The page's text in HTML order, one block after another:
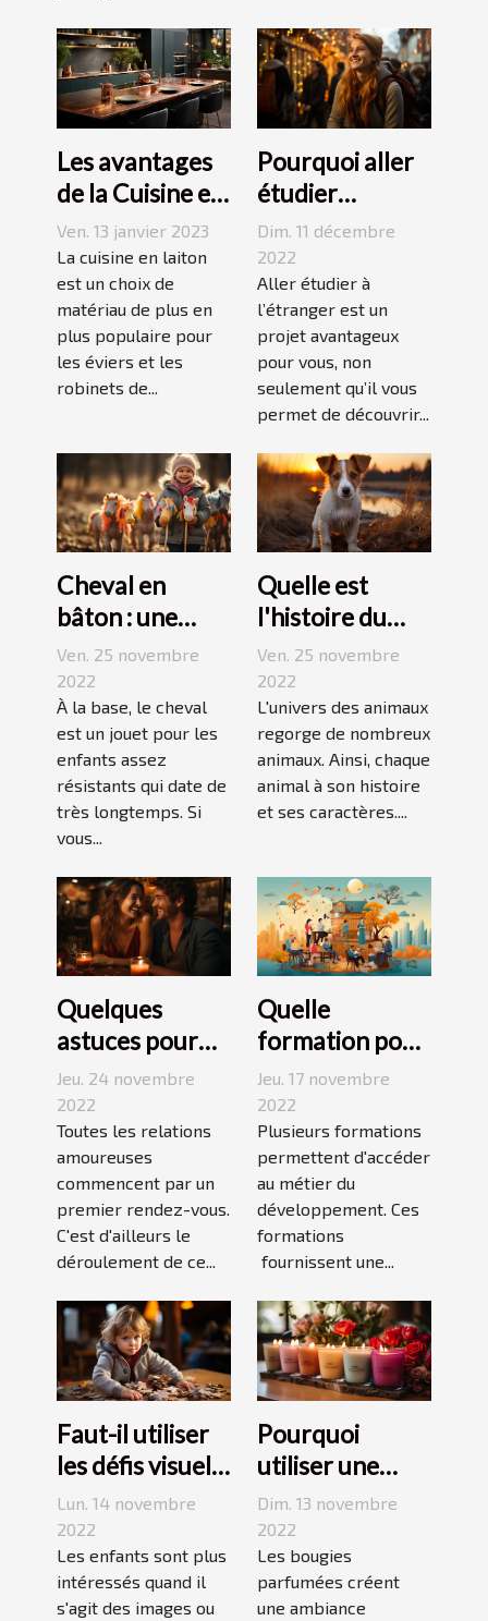
Les avantages
de la Cuisine en
Laiton
Ven. 13 janvier 2023
La cuisine en laiton
est un choix de
matériau de plus en
plus populaire pour
les éviers et les
robinets de...
Pourquoi aller
étudier
l’étranger ?
Dim. 11 décembre
2022
Aller étudier à
l’étranger est un
projet avantageux
pour vous, non
seulement qu’il vous
permet de découvrir...
Cheval en
bâton : une
bonne
découverte
pour enfant
Ven. 25 novembre
2022
À la base, le cheval
est un jouet pour les
enfants assez
résistants qui date de
très longtemps. Si
vous...
Quelle est
l'histoire du
Jack Russell
terrier ?
Ven. 25 novembre
2022
L'univers des animaux
regorge de nombreux
animaux. Ainsi, chaque
animal à son histoire
et ses caractères....
Quelques
astuces pour
réussir son
premier
rendez-vous
Jeu. 24 novembre
2022
Toutes les relations
amoureuses
commencent par un
premier rendez-vous.
C'est d'ailleurs le
déroulement de ce...
Quelle
formation pour
travailler dans
le
développement
durable ?
Jeu. 17 novembre
2022
Plusieurs formations
permettent d'accéder
au métier du
développement. Ces
formations
fournissent une...
Faut-il utiliser
les défis visuels
pour enseigner
aux enfants ?
Lun. 14 novembre
2022
Les enfants sont plus
intéressés quand il
s'agit des images ou
Pourquoi
utiliser une
bougie
parfumée?
Dim. 13 novembre
2022
Les bougies
parfumées créent
une ambiance